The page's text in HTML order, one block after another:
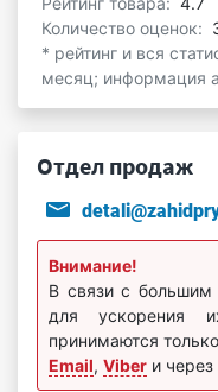
Количество оценок:
* рейтинг и вся
месяц; информация
Отдел продаж
Внимание!
В связи с большим
для ускорения
принимаются
Email, Viber и